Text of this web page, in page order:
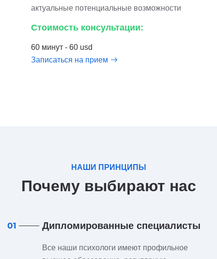
актуальные потенциальные возможности
Стоимость консультации:
60 минут - 60 usd
Записаться на прием
НАШИ ПРИНЦИПЫ
Почему выбирают нас
01 Дипломированные специалисты
Все наши психологи имеют профильное